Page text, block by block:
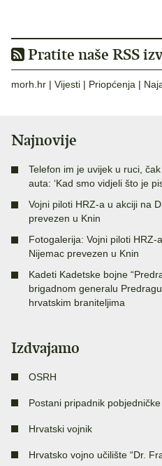
Pratite naše RSS
morh.hr | Vijesti | Priopćenja |
Najnovije
Telefon im je uvijek u ruci,
auta: ‘Kad smo vidjeli što je
Vojni piloti HRZ-a u akciji na
prevezen u Knin
Fotogalerija: Vojni piloti
Nijemac prevezen u Knin
Kadeti Kadetske bojne
brigadnom generalu
hrvatskim braniteljima
Izdvajamo
OSRH
Postani pripadnik
Hrvatski vojnik
Hrvatsko vojno učilište “Dr.